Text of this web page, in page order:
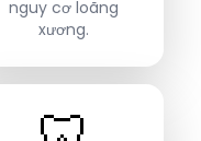
nguy cơ loãng
xương.